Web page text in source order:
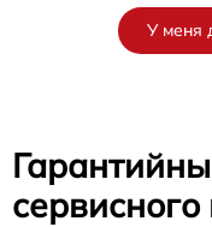
У меня